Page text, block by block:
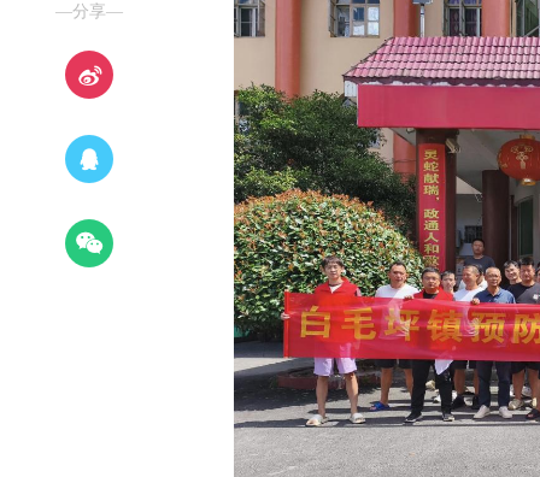
—分享—